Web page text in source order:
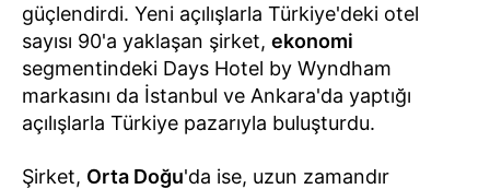
güçlendirdi. Yeni açılışlarla Türkiye'deki otel
sayısı 90'a yaklaşan şirket, ekonomi
segmentindeki Days Hotel by Wyndham
markasını da İstanbul ve Ankara'da yaptığı
açılışlarla Türkiye pazarıyla buluşturdu.
Şirket, Orta Doğu'da ise, uzun zamandır